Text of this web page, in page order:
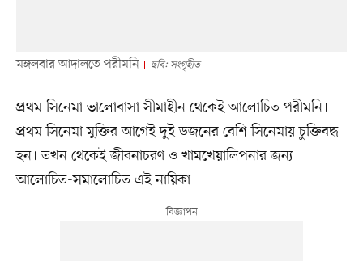
মঙ্গলবার আদালতে পরীমনি ছবি: সংগৃহীত
প্রথম সিনেমা ভালোবাসা সীমাহীন থেকেই আলোচিত পরীমনি।
প্রথম সিনেমা মুক্তির আগেই দুই ডজনের বেশি সিনেমায় চুক্তিবদ্ধ
হন। তখন থেকেই জীবনাচরণ ও খামখেয়ালিপনার জন্য
আলোচিত-সমালোচিত এই নায়িকা।